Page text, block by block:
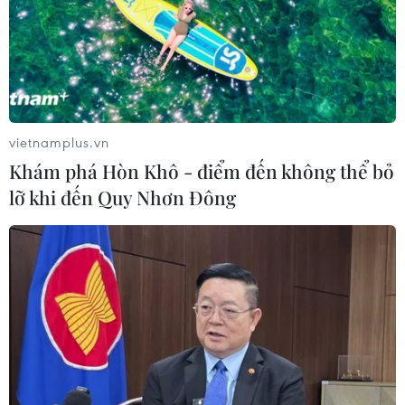
đoán
06/08/2026 00:26
Giá vàng thế giới tăng mạnh nhất kể
từ tháng Hai
06/08/2026 00:26
Dow Jones lập đỉnh kỷ lục nhờ diễn
biến tích cực tại Trung Đông
05/08/2026 23:27
Vận chuyển quá cảnh hàng giả và
xâm phạm sở hữu trí tuệ diễn biến
vietnamplus.vn
Khám phá Hòn Khô - điểm đến không thể bỏ
lỡ khi đến Quy Nhơn Đông